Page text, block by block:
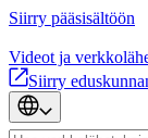
Siirry pääsisältöön
Videot ja
Siirry